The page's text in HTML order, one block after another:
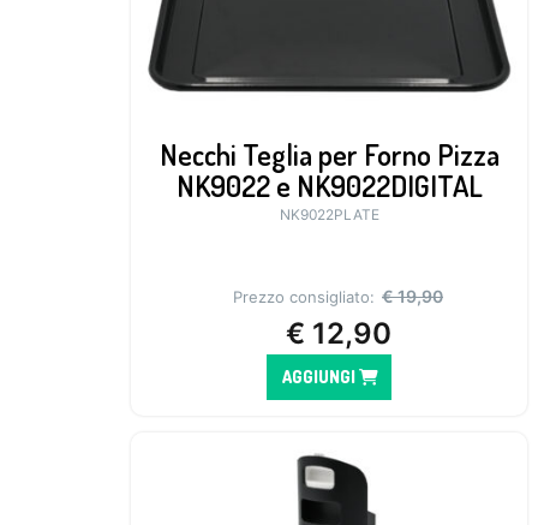
Necchi Teglia per Forno Pizza
NK9022 e NK9022DIGITAL
NK9022PLATE
Prezzo consigliato: €19,90
€ 12,90
AGGIUNGI